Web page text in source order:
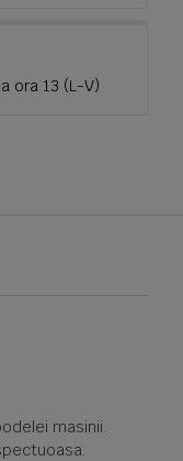
ora 13 (L-V)
masinii.